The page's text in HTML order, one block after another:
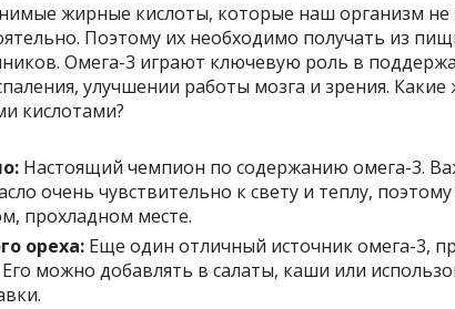
жирные кислоты, которые наш организм
Поэтому их необходимо получать из
Омега-3 играют ключевую роль в
улучшении работы мозга и зрения. Какие
кислотами?
Настоящий чемпион по содержанию омега-3.
очень чувствительно к свету и теплу,
прохладном месте.
ореха: Еще один отличный источник омега-3,
можно добавлять в салаты, каши или